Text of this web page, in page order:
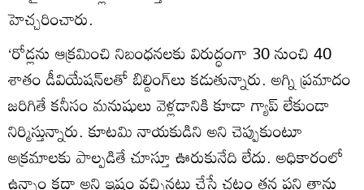
హెచ్చరించారు.
‘రోడ్లను ఆక్రమించి నిబంధనలకు విరుద్ధంగా 30 నుంచి 40
శాతం డీవియేషన్‌లతో బిల్డింగ్‌లు కడుతున్నారు. అగ్ని ప్రమాదం
జరిగితే కనీసం మనుషులు వెళ్లడానికి కూడా గ్యాప్‌ లేకుండా
నిర్మిస్తున్నారు. కూటమి నాయకుడిని అని చెప్పుకుంటూ
అక్రమాలకు పాల్పడితే చూస్తూ ఊరుకునేది లేదు. అధికారంలో
ఉన్నాం కదా అని ఇష్టం వచ్చినట్లు చేస్తే చట్టం తన పని తాను